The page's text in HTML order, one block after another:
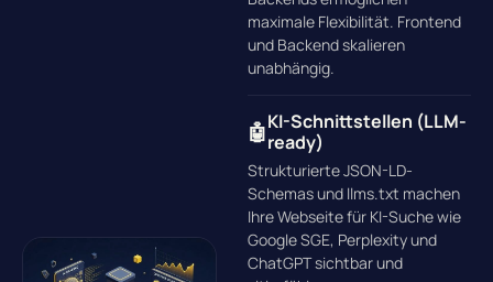
maximale Flexibilität. Frontend
und Backend skalieren
unabhängig.
🤖KI-Schnittstellen (LLM-
ready)
Strukturierte JSON-LD-
Schemas und llms.txt machen
Ihre Webseite für KI-Suche wie
Google SGE, Perplexity und
ChatGPT sichtbar und